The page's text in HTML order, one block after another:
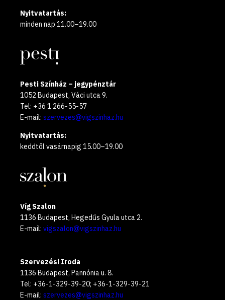
Nyitvatartás:
minden nap 11.00–19.00
Pesti Színház – jegypénztár
1052 Budapest, Váci utca 9.
Tel: +36 1 266-55-57
E-mail: szervezes@vigszinhaz.hu
Nyitvatartás:
keddtől vasárnapig 15.00–19.00
Víg Szalon
1136 Budapest, Hegedűs Gyula utca 2.
E-mail: vigszalon@vigszinhaz.hu
Szervezési Iroda
1136 Budapest, Pannónia u. 8.
Tel: +36-1-329-39-20; +36-1-329-39-21
E-mail: szervezes@vigszinhaz.hu